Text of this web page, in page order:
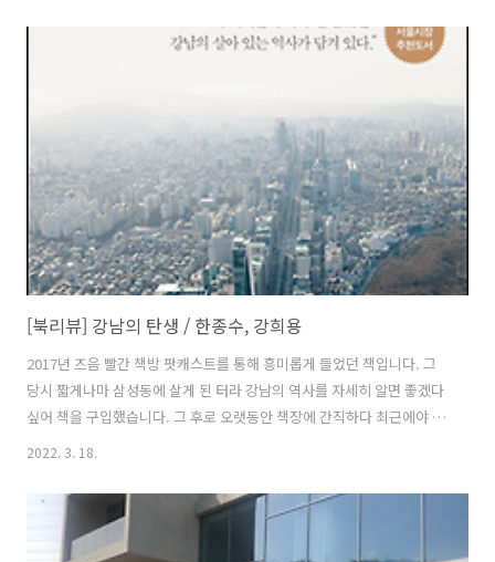
는 환상적인 곳. 잠이 든 사람들이 꿈 백화점으로 하나 둘 모여듭니다. 파
자마를 입은 사람들이 저마다 원하는 꿈을 찾아 매장을 돌아다닙니다. 꿈
고 있습니다. 누군가는 하늘을 나는 꿈을, 누군가는 미래의 사랑하는 사
람을 만나는 꿈을, 또 누군가는 영감을 찾을 수 있는 꿈을 구입..
[북리뷰] 강남의 탄생 / 한종수, 강희용
2017년 즈음 빨간 책방 팟캐스트를 통해 흥미롭게 들었던 책입니다. 그
당시 짧게나마 삼성동에 살게 된 터라 강남의 역사를 자세히 알면 좋겠다
싶어 책을 구입했습니다. 그 후로 오랫동안 책장에 간직하다 최근에야 눈
길이 가서 읽기 시작했어요. 2012년 유튜브 최초로 조회수 10억과 20억
그보다 이전인 대학시절 과모임과 2000년 초반 직장이 역삼동에 있다는
이유로 친숙한 곳이었습니다. 책에서도 언급되듯이 강남은 저에게도 늘
동경의 대상이자 질투의 대상이었지요. 강남에 사는 친구들을 만나면 괜
2022. 3. 18.